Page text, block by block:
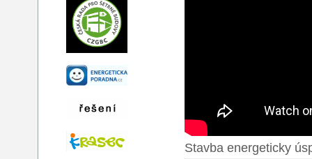
Stavba energeticky